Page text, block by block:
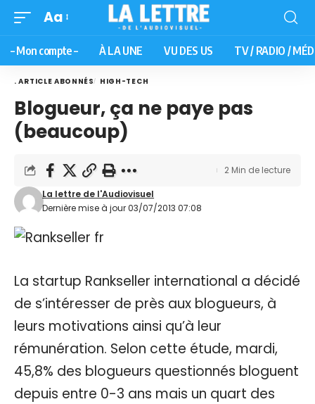
Aa
– Mon compte – À LA UNE VU DES US TV / RADIO /
. ARTICLE ABONNÉS HIGH-TECH
Blogueur, ça ne paye pas
(beaucoup)
Dernière mise à jour 03/07/2013 07:08
La lettre de l'Audiovisuel
2 Min de lecture
La startup Rankseller international a décidé
de s’intéresser de près aux blogueurs, à
leurs motivations ainsi qu’à leur
rémunération. Selon cette étude, mardi,
45,8% des blogueurs questionnés bloguent
depuis entre 0-3 ans mais un quart des